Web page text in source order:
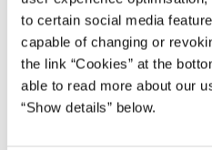
to certain social media
capable of changing or
the link “Cookies” at the
able to read more about our
“Show details” below.
innovationsminister
øverste arbejdsgiver, er
resultatløse forhandlinger nu
omfattende konflikt med
statsansatte: